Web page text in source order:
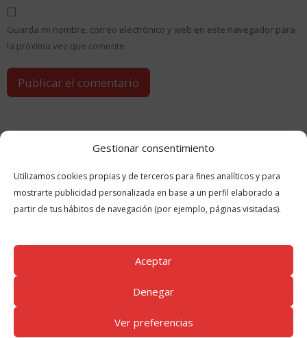
Gestionar consentimiento
Utilizamos cookies propias y de terceros para fines analíticos y para
mostrarte publicidad personalizada en base a un perfil elaborado a
partir de tus hábitos de navegación (por ejemplo, páginas visitadas).
Aceptar
Denegar
Ver preferencias
Guarda mi nombre, correo electrónico y web en este navegador para
la próxima vez que comente.
GUÍASRELACIONADAS